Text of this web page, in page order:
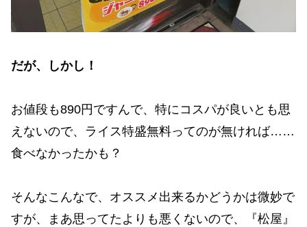
だが、しかし！
お値段も890円ですんで、特にコスパが良いとも思
えないので、ライス特盛無料ってのが無ければ……
食べなかったかも？
そんなこんなで、オススメ出来るかどうかは微妙で
すが、まあ思ってたよりも悪くないので、『松屋』